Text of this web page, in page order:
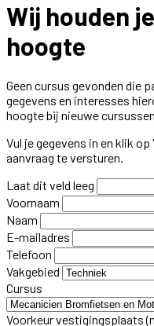
Wij houden
hoogte
Geen cursus gevonden die
gegevens en interesses
hoogte bij nieuwe cursussen.
Vul je gegevens in en klik
aanvraag te versturen.
Laat dit veld leeg
Voornaam
Naam
E-mailadres
Telefoon
Vakgebied
Cursus
Voorkeur vestigingsplaats